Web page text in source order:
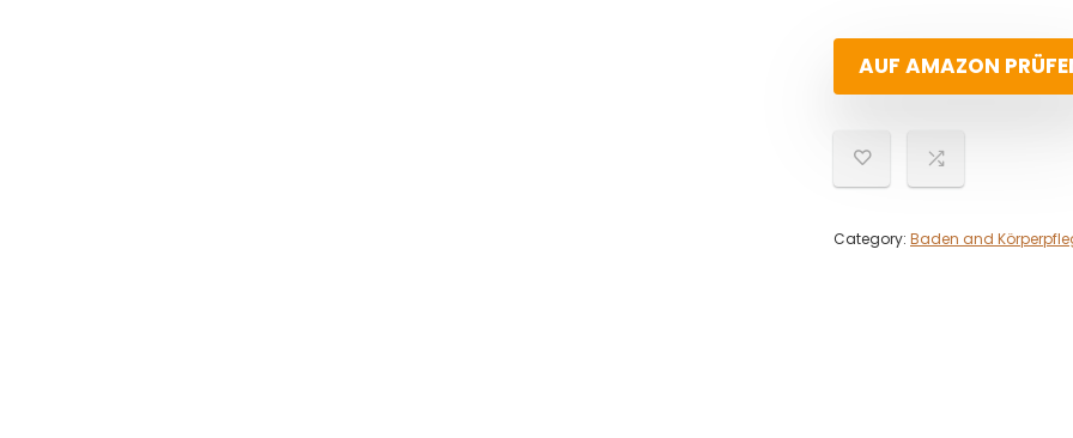
AUF AMAZON
Category: Baden and